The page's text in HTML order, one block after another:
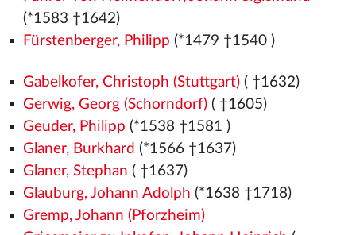
(*1583 †1642)
Fürstenberger, Philipp (*1479 †1540 )
Gabelkofer, Christoph (Stuttgart)( †1632)
Gerwig, Georg (Schorndorf)( †1605)
Geuder, Philipp (*1538 †1581 )
Glaner, Burkhard (*1566 †1637)
Glaner, Stephan ( †1637)
Glauburg, Johann Adolph (*1638 †1718)
Gremp, Johann (Pforzheim)